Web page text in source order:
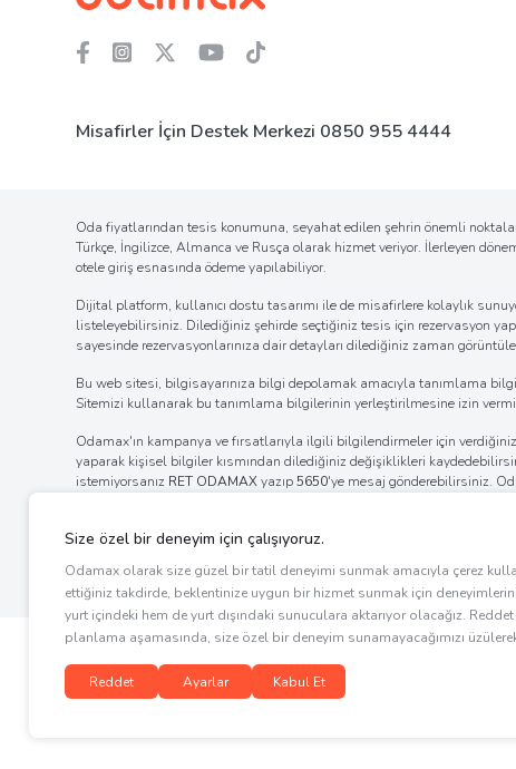
Misafirler İçin Destek Merkezi 0850 955 4444
Oda fiyatlarından tesis konumuna, seyahat edilen şehrin önemli
Türkçe, İngilizce, Almanca ve Rusça olarak hizmet veriyor. İlerleyen
otele giriş esnasında ödeme yapılabiliyor.
Dijital platform, kullanıcı dostu tasarımı ile de misafirlere kolaylık
listeleyebilirsiniz. Dilediğiniz şehirde seçtiğiniz tesis için rezervasyon
sayesinde rezervasyonlarınıza dair detayları dilediğiniz zaman
Bu web sitesi, bilgisayarınıza bilgi depolamak amacıyla tanımlama
Sitemizi kullanarak bu tanımlama bilgilerinin yerleştirilmesine izin
Odamax'ın kampanya ve fırsatlarıyla ilgili bilgilendirmeler için
yaparak kişisel bilgiler kısmından dilediğiniz değişiklikleri
istemiyorsanız RET ODAMAXyazıp5650'ye mesaj gönderebilirsiniz.
internet tarayıcınızın ayarlar bölümünden bildirim izinlerinin
ayarlarını değiştirerek bildirim alımına engel olabilirsiniz.
Copyright © 2026 Ets Ersoy Turistik Servisleri A.Ş. Tüm hakları saklıdır.
Odamax bir markasıdır.